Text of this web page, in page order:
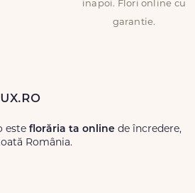
inapoi. Flori online cu
garantie.
este florăria ta online de încredere,
România.